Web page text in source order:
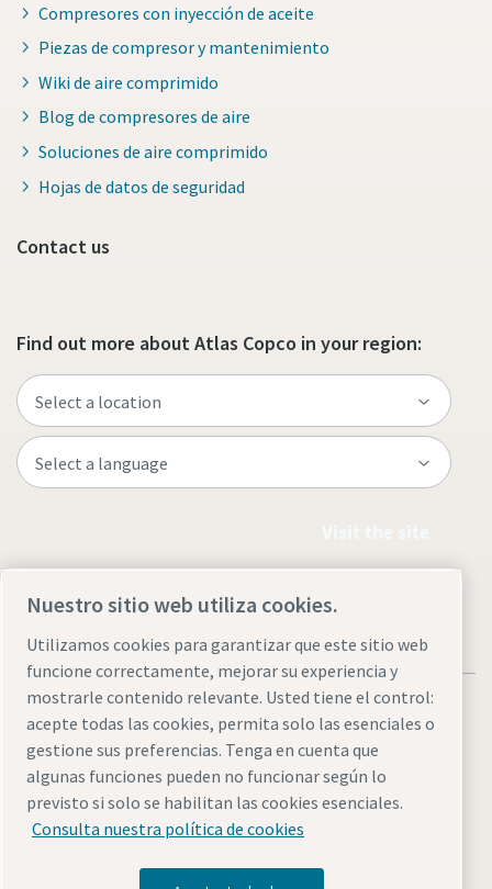
Compresores con inyección de aceite
Piezas de compresor y mantenimiento
Wiki de aire comprimido
Blog de compresores de aire
Soluciones de aire comprimido
Hojas de datos de seguridad
Contact us
Find out more about Atlas Copco in your region:
Legal & Privacy NoticesAdministrar cookiesAccessibility
Sitemap
© 2026 Atlas Copco AB
Nuestro sitio web utiliza cookies.
Utilizamos cookies para garantizar que este sitio web
funcione correctamente, mejorar su experiencia y
mostrarle contenido relevante. Usted tiene el control:
acepte todas las cookies, permita solo las esenciales o
gestione sus preferencias. Tenga en cuenta que
algunas funciones pueden no funcionar según lo
previsto si solo se habilitan las cookies esenciales.
Consulta nuestra política de cookies